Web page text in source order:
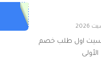
اول طلب خصم